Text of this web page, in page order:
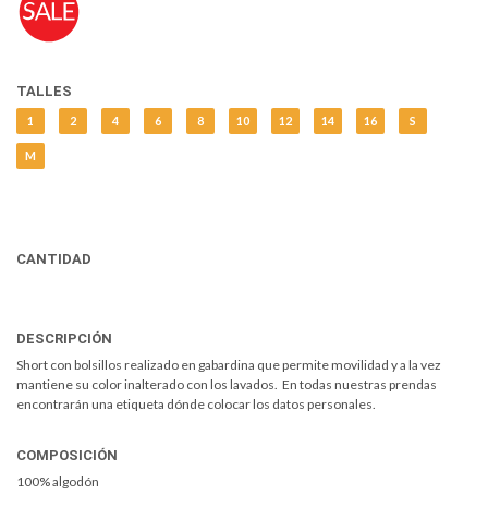
TALLES
1 2 4 6 8 10 12 14 16 S
M
CANTIDAD
DESCRIPCIÓN
Short con bolsillos realizado en gabardina que permite movilidad y a la vez
mantiene su color inalterado con los lavados. En todas nuestras prendas
encontrarán una etiqueta dónde colocar los datos personales.
COMPOSICIÓN
100% algodón